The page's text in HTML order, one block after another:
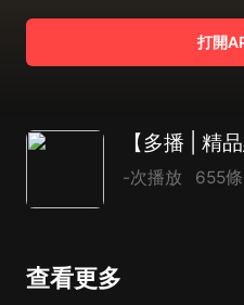
打開
-次播放 655
查看更多